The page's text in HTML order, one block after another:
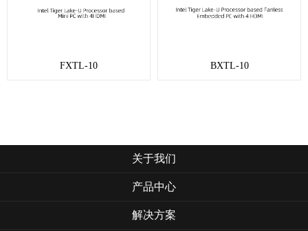
FXTL-10 BXTL-10
关于我们
产品中心
解决方案